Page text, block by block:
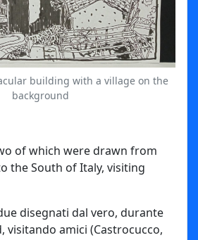
building with a village on the
background
of which were drawn from
the South of Italy, visiting
disegnati dal vero, durante
visitando amici (Castrocucco,